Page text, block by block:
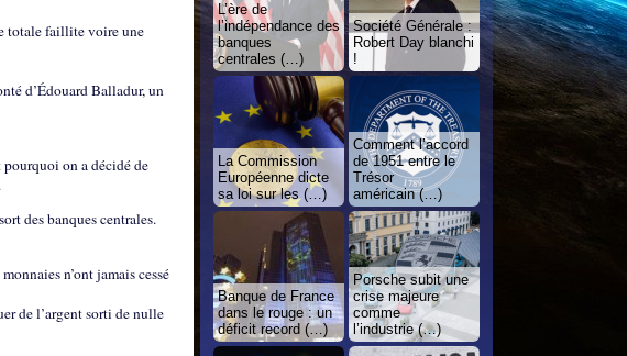
totale faillite voire une
d’Édouard Balladur, un
pourquoi on a décidé de
des banques centrales.
n’ont jamais cessé
de l’argent sorti de nulle
L’ère de
l’indépendance des
banques
centrales (…)
Société Générale :
Robert Day blanchi
!
La Commission
Européenne dicte
sa loi sur les (…)
Comment l’accord
de 1951 entre le
Trésor
américain (…)
Banque de France
dans le rouge : un
déficit record (…)
Porsche subit une
crise majeure
comme
l’industrie (…)